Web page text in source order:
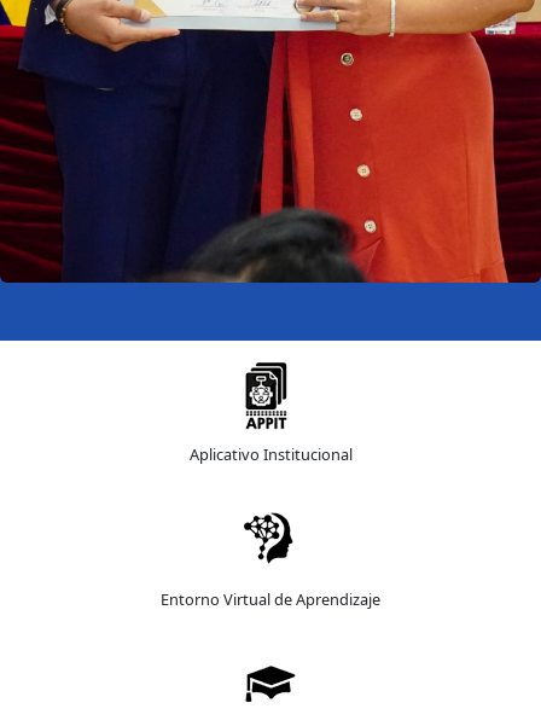
Aplicativo Institucional
Entorno Virtual de Aprendizaje